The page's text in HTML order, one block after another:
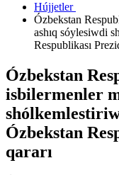
Hújjetler
Ózbekstan
ashıq sóylesiwdi
Respublikası
Ózbekstan
isbilermenler
Ózbekstan
qararı